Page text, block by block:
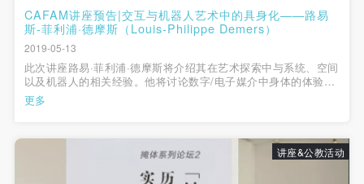
CAFAM讲座预告|交互与机器人艺术中的具身化——路易
斯-菲利浦·德摩斯（Louis-Philippe Demers）
2019-05-13
此次讲座路易·菲利浦·德摩斯将介绍其在艺术探索中与系统、空间
以及机器人的相关经验。他将讨论数字/电子媒介中身体的体验，
更关注其物理性和模拟性，而非只看到虚拟性和数字性。
更多
讲座&公教活动
参加活动者在此次活动期间应主动遵守美术馆活动秩
序、维护美术馆场地及展示、展览、馆藏艺术作品及
衍生品的安全。活动中一旦因个人原因造成美术馆场
地、空间、艺术品、衍生品等受到不同程度的损失、
破坏。活动中任何非事故当事人及美术馆将不承担相
文、组织规定进行协商和赔偿。并追究相应的法律责
参加活动者在此次活动期间应主动遵守美术馆活动秩
序、维护美术馆场地及展示、展览、馆藏艺术作品及
衍生品的安全。活动中一旦因个人原因造成美术馆场
地、空间、艺术品、衍生品等受到不同程度的损失、
破坏。活动中任何非事故当事人及美术馆将不承担相
文、组织规定进行协商和赔偿。并追究相应的法律责
参加活动者在此次活动期间应主动遵守美术馆活动秩
序、维护美术馆场地及展示、展览、馆藏艺术作品及
衍生品的安全。活动中一旦因个人原因造成美术馆场
地、空间、艺术品、衍生品等受到不同程度的损失、
破坏。活动中任何非事故当事人及美术馆将不承担相
文、组织规定进行协商和赔偿。并追究相应的法律责